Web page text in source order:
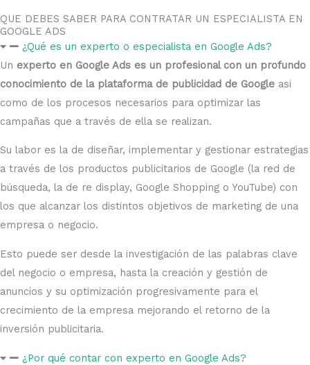
QUE DEBES SABER PARA CONTRATAR UN ESPECIALISTA EN
GOOGLE ADS
¿Qué es un experto o especialista en Google Ads?
Un experto en Google Ads es un profesional con un profundo
conocimiento de la plataforma de publicidad de Google asi
como de los procesos necesarios para optimizar las
campañas que a través de ella se realizan.
Su labor es la de diseñar, implementar y gestionar estrategias
a través de los productos publicitarios de Google (la red de
búsqueda, la de re display, Google Shopping o YouTube) con
los que alcanzar los distintos objetivos de marketing de una
empresa o negocio.
Esto puede ser desde la investigación de las palabras clave
del negocio o empresa, hasta la creación y gestión de
anuncios y su optimización progresivamente para el
crecimiento de la empresa mejorando el retorno de la
inversión publicitaria.
¿Por qué contar con experto en Google Ads?